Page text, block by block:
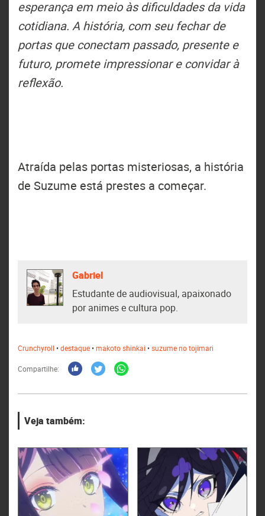
esperança em meio às dificuldades da vida
cotidiana. A história, com seu fechar de
portas que conectam passado, presente e
futuro, promete impressionar e convidar à
reflexão.
Atraída pelas portas misteriosas, a história
de Suzume está prestes a começar.
Gabriel
Estudante de audiovisual, apaixonado
por animes e cultura pop.
Crunchyroll •destaque•makoto shinkai •suzume no tojimari
Compartilhe:
Veja também: